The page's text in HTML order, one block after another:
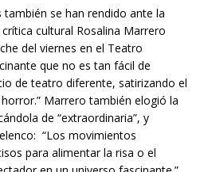
se han rendido ante la
cultural Rosalina Marrero
del viernes en el Teatro
que no es tan fácil de
de teatro diferente, satirizando el
Marrero también elogió la
de “extraordinaria”, y
“Los movimientos
para alimentar la risa o el